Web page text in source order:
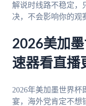
解说时线路不稳定，
决，不会影响你的观
2026美加
速器看直播
2026年美加墨世界
宴，海外党肯定不想